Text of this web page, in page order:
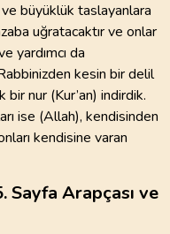
büyüklük taslayanlara
uğratacaktır ve onlar
yardımcı da
kesin bir delil
nur (Kur’an) indirdik.
ise (Allah), kendisinden
kendisine varan
Sayfa Arapçası ve